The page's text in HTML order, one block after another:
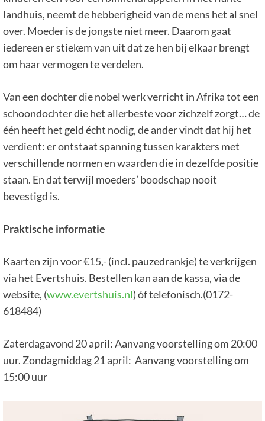
landhuis, neemt de hebberigheid van de mens het al snel
over. Moeder is de jongste niet meer. Daarom gaat
iedereen er stiekem van uit dat ze hen bij elkaar brengt
om haar vermogen te verdelen.
Van een dochter die nobel werk verricht in Afrika tot een
schoondochter die het allerbeste voor zichzelf zorgt… de
één heeft het geld écht nodig, de ander vindt dat hij het
verdient: er ontstaat spanning tussen karakters met
verschillende normen en waarden die in dezelfde positie
staan. En dat terwijl moeders’ boodschap nooit
bevestigd is.
Praktische informatie
Kaarten zijn voor €15,- (incl. pauzedrankje) te verkrijgen
via het Evertshuis. Bestellen kan aan de kassa, via de
website, (www.evertshuis.nl) óf telefonisch.(0172-
618484)
Zaterdagavond 20 april: Aanvang voorstelling om 20:00
uur. Zondagmiddag 21 april: Aanvang voorstelling om
15:00 uur